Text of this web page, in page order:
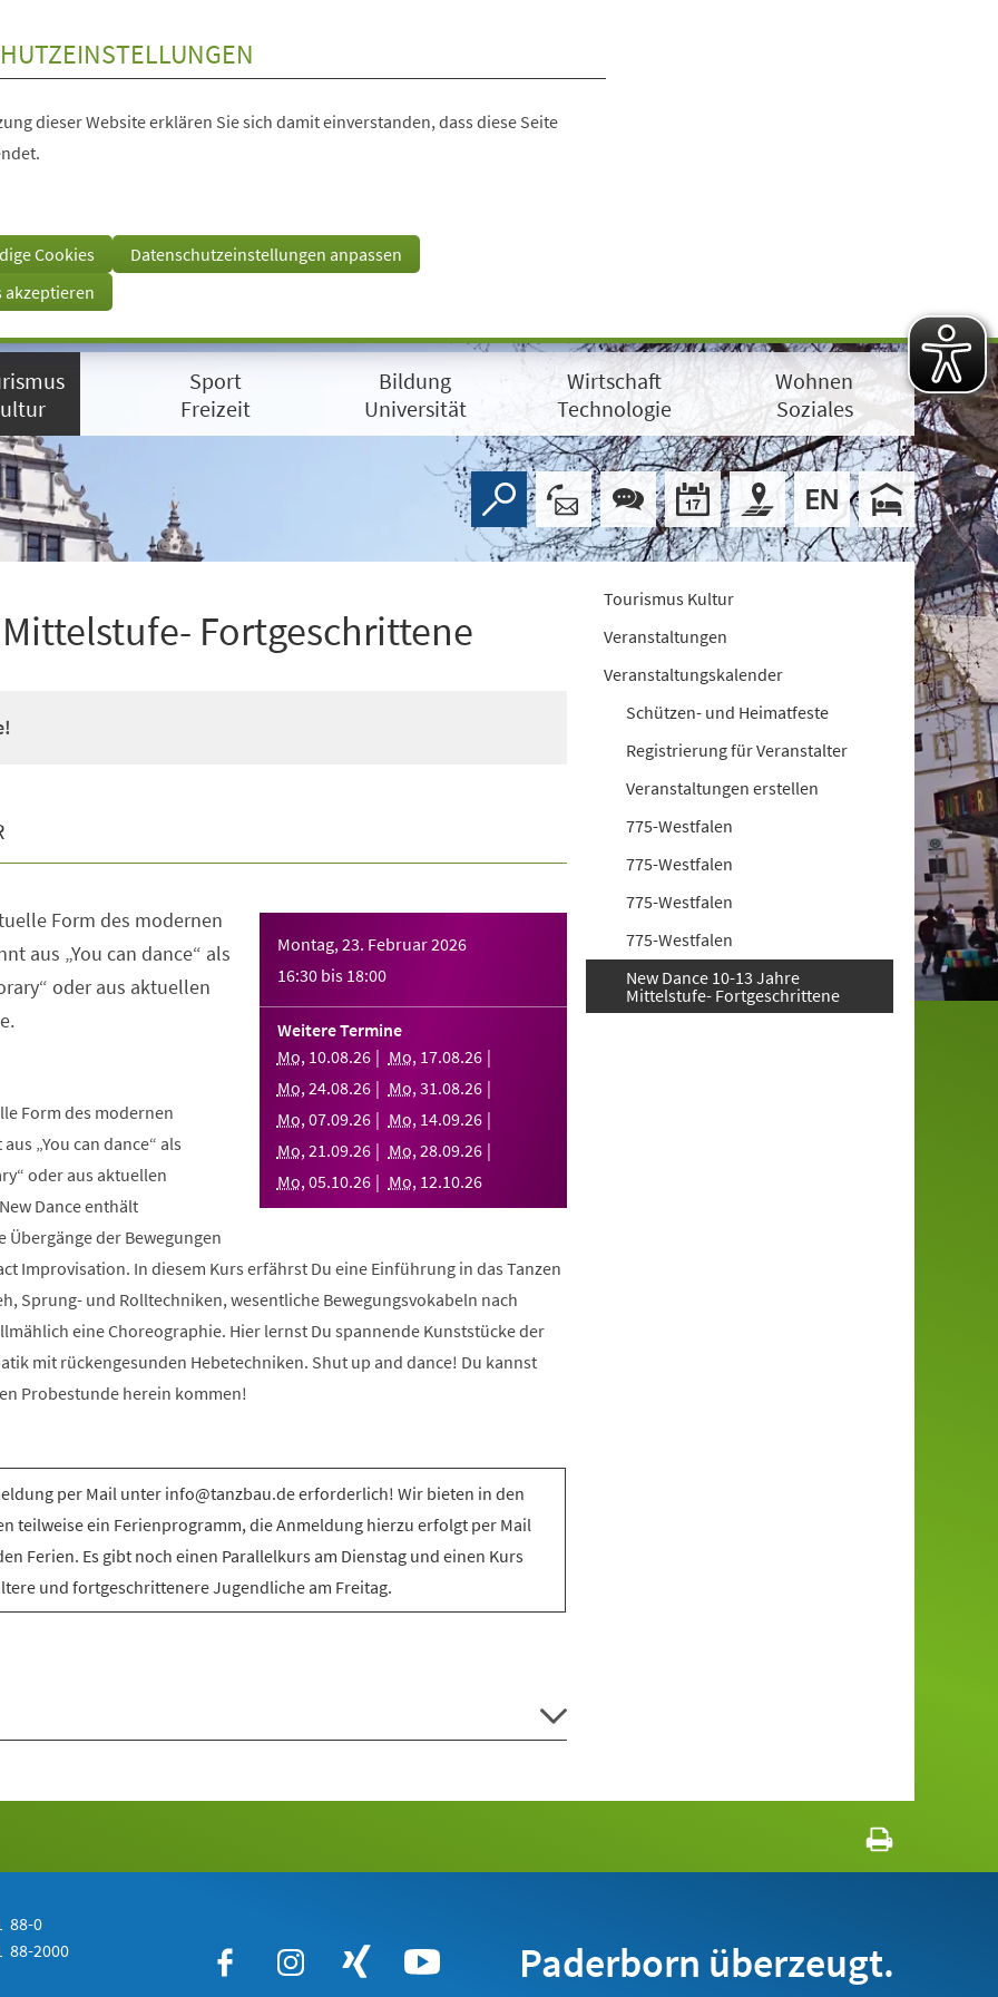
dieser Website erklären Sie sich damit einverstanden, dass diese Seite
Cookies
Datenschutzeinstellungen anpassen
akzeptieren
Sport
Freizeit
Bildung
Universität
Wirtschaft
Technologie
Wohnen
Soziales
Fortgeschrittene
Montag, 23. Februar 2026
16:30 bis 18:00
Weitere Termine
Mo, 10.08.26 Mo, 17.08.26
Mo,24.08.26 Mo,31.08.26
Mo,07.09.26 Mo, 14.09.26
Mo,21.09.26 Mo,28.09.26
Mo,05.10.26 Mo, 12.10.26
Form des modernen
aus „You can dance“ als
oder aus aktuellen
Form des modernen
„You can dance“ als
oder aus aktuellen
Dance enthält
der Bewegungen
Improvisation. In diesem Kurs erfährst Du eine Einführung in das Tanzen
Sprung- und Rolltechniken, wesentliche Bewegungsvokabeln nach
eine Choreographie. Hier lernst Du spannende Kunststücke der
mit rückengesunden Hebetechniken. Shut up and dance! Du kannst
Probestunde herein kommen!
per Mail unter info@tanzbau.de erforderlich! Wir bieten in den
teilweise ein Ferienprogramm, die Anmeldung hierzu erfolgt per Mail
Ferien. Es gibt noch einen Parallelkurs am Dienstag und einen Kurs
und fortgeschrittenere Jugendliche am Freitag.
Tourismus Kultur
Veranstaltungen
Veranstaltungskalender
Schützen- und Heimatfeste
Registrierung für Veranstalter
Veranstaltungen erstellen
775-Westfalen
775-Westfalen
775-Westfalen
775-Westfalen
New Dance 10-13 Jahre
Mittelstufe- Fortgeschrittene
88-0
88-2000 Paderborn überzeugt.